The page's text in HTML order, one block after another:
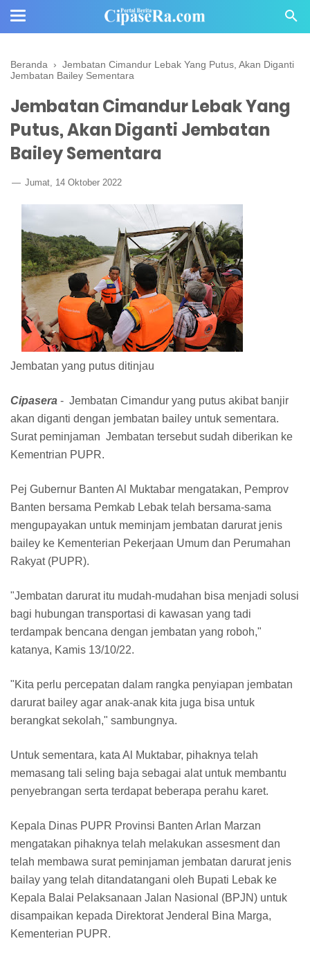
Beranda › Jembatan Cimandur Lebak Yang Putus, Akan Diganti
Jembatan Bailey Sementara
Jembatan Cimandur Lebak Yang
Putus, Akan Diganti Jembatan
Bailey Sementara
Jumat, 14 Oktober 2022
Jembatan yang putus ditinjau
Cipasera - Jembatan Cimandur yang putus akibat banjir
akan diganti dengan jembatan bailey untuk sementara.
Surat peminjaman Jembatan tersebut sudah diberikan ke
Kementrian PUPR.
Pej Gubernur Banten Al Muktabar mengatakan, Pemprov
Banten bersama Pemkab Lebak telah bersama-sama
mengupayakan untuk meminjam jembatan darurat jenis
bailey ke Kementerian Pekerjaan Umum dan Perumahan
Rakyat (PUPR).
"Jembatan darurat itu mudah-mudahan bisa menjadi solusi
bagi hubungan transportasi di kawasan yang tadi
terdampak bencana dengan jembatan yang roboh,"
katanya, Kamis 13/10/22.
"Kita perlu percepatan dalam rangka penyiapan jembatan
darurat bailey agar anak-anak kita juga bisa untuk
berangkat sekolah," sambungnya.
Untuk sementara, kata Al Muktabar, pihaknya telah
memasang tali seling baja sebagai alat untuk membantu
penyebrangan serta terdapat beberapa perahu karet.
Kepala Dinas PUPR Provinsi Banten Arlan Marzan
mengatakan pihaknya telah melakukan assesment dan
telah membawa surat peminjaman jembatan darurat jenis
bailay yang telah ditandatangani oleh Bupati Lebak ke
Kepala Balai Pelaksanaan Jalan Nasional (BPJN) untuk
disampaikan kepada Direktorat Jenderal Bina Marga,
Kementerian PUPR.